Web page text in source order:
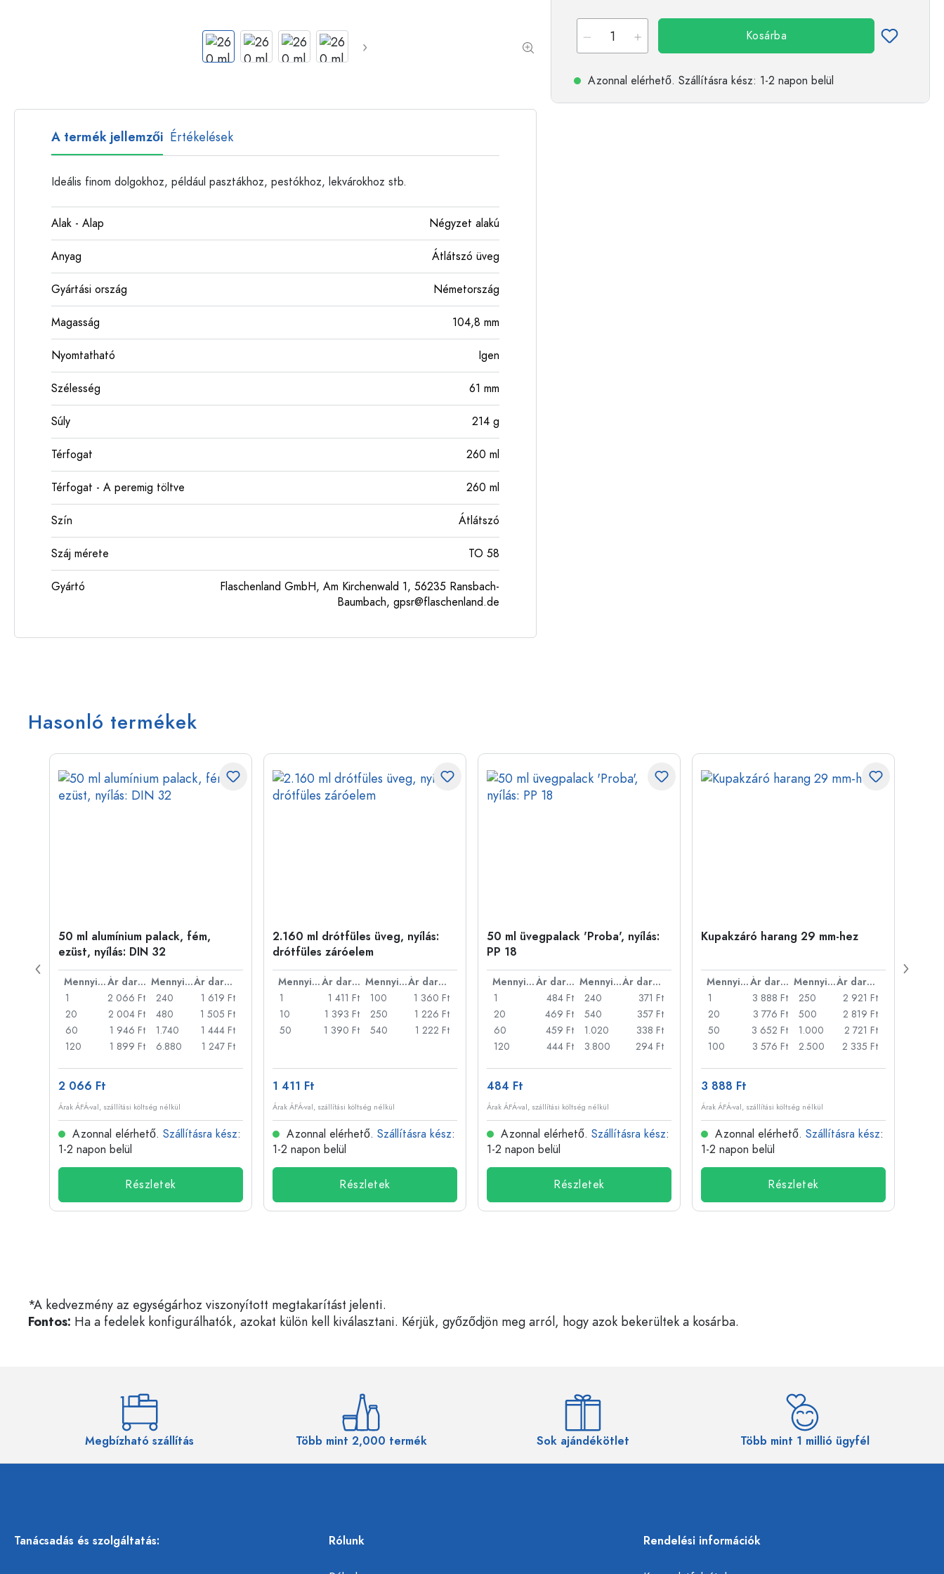
Kosárba
Azonnal elérhető. Szállításra kész: 1-2 napon belül
A termék jellemzői Értékelések
Ideális finom dolgokhoz, például pasztákhoz, pestókhoz, lekvárokhoz stb.
Alak - Alap Négyzet alakú
Anyag Átlátszó üveg
Gyártási ország Németország
Magasság 104,8 mm
Nyomtatható Igen
Szélesség 61 mm
Súly 214 g
Térfogat 260 ml
Térfogat - A peremig töltve 260 ml
Szín Átlátszó
Száj mérete TO 58
Gyártó
Flaschenland GmbH, Am Kirchenwald 1, 56235 Ransbach-
Baumbach, gpsr@flaschenland.de
Hasonló termékek
50 ml alumínium palack, fém,
ezüst, nyílás: DIN 32
Mennyiség Ár darabonként Mennyiség
Ár darabonként
1
2 066 Ft
20
2 004 Ft
60
1 946 Ft
120
1 899 Ft
240
1 619 Ft
480
1 505 Ft
1.740
1 444 Ft
6.880
1 247 Ft
2 066 Ft
Árak ÁFÁ-val, szállítási költség nélkül
Azonnal elérhető. Szállításra kész:
1-2 napon belül
Részletek
2.160 ml drótfüles üveg, nyílás:
drótfüles záróelem
Mennyiség Ár darabonként Mennyiség
Ár darabonként
1
1 411 Ft
10
1 393 Ft
50
1 390 Ft
100
1 360 Ft
250
1 226 Ft
540
1 222 Ft
1 411 Ft
Árak ÁFÁ-val, szállítási költség nélkül
Azonnal elérhető. Szállításra kész:
1-2 napon belül
Részletek
50 ml üvegpalack 'Proba', nyílás:
PP 18
Mennyiség Ár darabonként Mennyiség
Ár darabonként
1
484 Ft
20
469 Ft
60
459 Ft
120
444 Ft
240
371 Ft
540
357 Ft
1.020
338 Ft
3.800
294 Ft
484 Ft
Árak ÁFÁ-val, szállítási költség nélkül
Azonnal elérhető. Szállításra kész:
1-2 napon belül
Részletek
Kupakzáró harang 29 mm-hez
Mennyiség Ár darabonként Mennyiség
Ár darabonként
1
3 888 Ft
20
3 776 Ft
50
3 652 Ft
100
3 576 Ft
250
2 921 Ft
500
2 819 Ft
1.000
2 721 Ft
2.500
2 335 Ft
3 888 Ft
Árak ÁFÁ-val, szállítási költség nélkül
Azonnal elérhető. Szállításra kész:
1-2 napon belül
Részletek
*A kedvezmény az egységárhoz viszonyított megtakarítást jelenti.
Fontos: Ha a fedelek konfigurálhatók, azokat külön kell kiválasztani. Kérjük, győződjön meg arról, hogy azok bekerültek a kosárba.
Megbízható szállítás Több mint 2,000 termék Sok ajándékötlet Több mint 1 millió ügyfél
Tanácsadás és szolgáltatás: Rólunk Rendelési információk